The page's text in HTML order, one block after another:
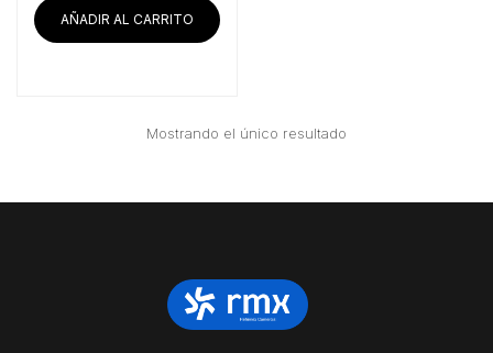
AÑADIR AL CARRITO
Mostrando el único resultado